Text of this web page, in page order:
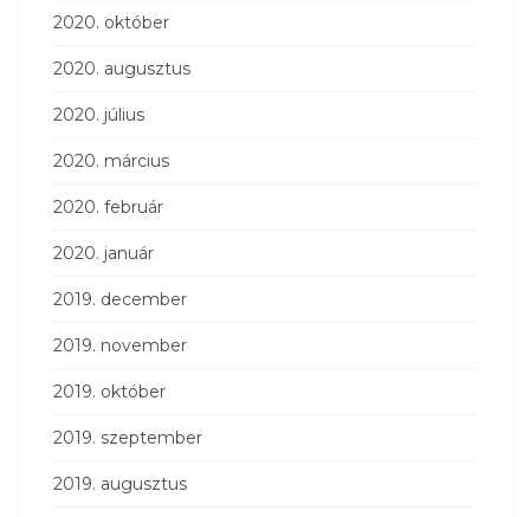
2020. október
2020. augusztus
2020. július
2020. március
2020. február
2020. január
2019. december
2019. november
2019. október
2019. szeptember
2019. augusztus